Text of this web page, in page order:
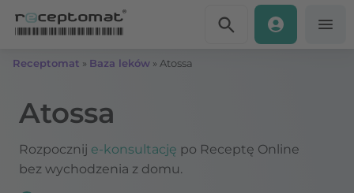
Receptomat » Baza leków » Atossa
Atossa
Rozpocznij e-konsultację po Receptę Online
bez wychodzenia z domu.